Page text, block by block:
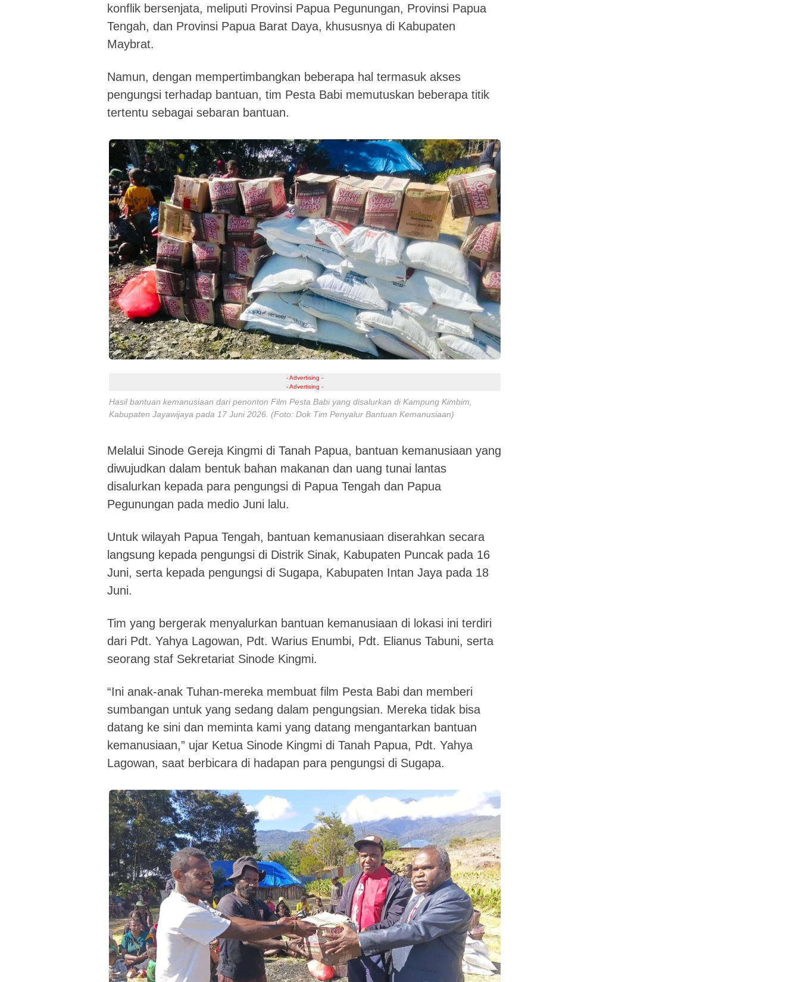
konflik bersenjata, meliputi Provinsi Papua Pegunungan, Provinsi Papua
Tengah, dan Provinsi Papua Barat Daya, khususnya di Kabupaten
Maybrat.
Namun, dengan mempertimbangkan beberapa hal termasuk akses
pengungsi terhadap bantuan, tim Pesta Babi memutuskan beberapa titik
tertentu sebagai sebaran bantuan.
- Advertising -
- Advertising -
Hasil bantuan kemanusiaan dari penonton Film Pesta Babi yang disalurkan di Kampung Kimbim,
Kabupaten Jayawijaya pada 17 Juni 2026. (Foto: Dok Tim Penyalur Bantuan Kemanusiaan)
Melalui Sinode Gereja Kingmi di Tanah Papua, bantuan kemanusiaan yang
diwujudkan dalam bentuk bahan makanan dan uang tunai lantas
disalurkan kepada para pengungsi di Papua Tengah dan Papua
Pegunungan pada medio Juni lalu.
Untuk wilayah Papua Tengah, bantuan kemanusiaan diserahkan secara
langsung kepada pengungsi di Distrik Sinak, Kabupaten Puncak pada 16
Juni, serta kepada pengungsi di Sugapa, Kabupaten Intan Jaya pada 18
Juni.
Tim yang bergerak menyalurkan bantuan kemanusiaan di lokasi ini terdiri
dari Pdt. Yahya Lagowan, Pdt. Warius Enumbi, Pdt. Elianus Tabuni, serta
seorang staf Sekretariat Sinode Kingmi.
“Ini anak-anak Tuhan-mereka membuat film Pesta Babi dan memberi
sumbangan untuk yang sedang dalam pengungsian. Mereka tidak bisa
datang ke sini dan meminta kami yang datang mengantarkan bantuan
kemanusiaan,” ujar Ketua Sinode Kingmi di Tanah Papua, Pdt. Yahya
Lagowan, saat berbicara di hadapan para pengungsi di Sugapa.